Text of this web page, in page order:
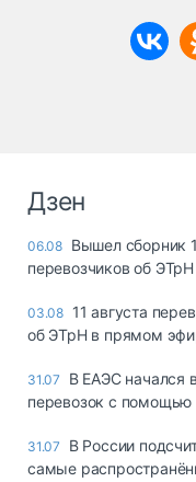
Дзен
06.08 Вышел сборник
перевозчиков об ЭТрН
03.08 11 августа
об ЭТрН в прямом
31.07
В ЕАЭС начался
перевозок с помощью
31.07
В России
самые